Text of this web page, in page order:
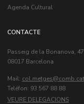
Agenda Cultural
CONTACTE
Passeig de la Bonanova, 47
08017 Barcelona
Mail: col.metges
Teléfon: 93 567 88 88
VEURE DELEGACIONS